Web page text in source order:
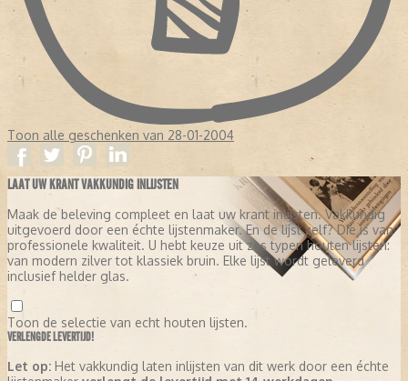
Toon alle geschenken van 28-01-2004
LAAT UW KRANT VAKKUNDIG INLIJSTEN
Maak de beleving compleet en laat uw krant inlijsten. Vakkundig
uitgevoerd door een échte lijstenmaker. En de lijst zelf? Die is van
professionele kwaliteit. U hebt keuze uit zes typen houten lijsten:
van modern zilver tot klassiek bruin. Elke lijst wordt geleverd
inclusief helder glas.
Toon de selectie van echt houten lijsten.
VERLENGDE LEVERTIJD!
Let op: Het vakkundig laten inlijsten van dit werk door een échte